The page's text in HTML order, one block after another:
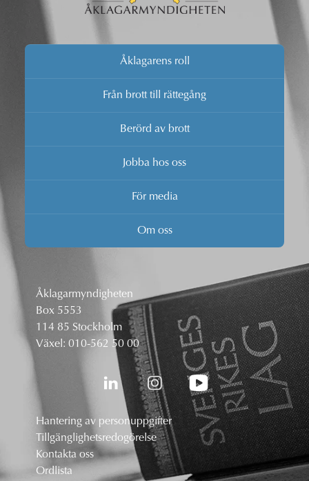
Åklagarens roll
Från brott till rättegång
Berörd av brott
Jobba hos oss
För media
Om oss
Åklagarmyndigheten
Box 5553
114 85 Stockholm
Växel: 010-562 50 00
Hantering av personuppgifter
Tillgänglighetsredogörelse
Kontakta oss
Ordlista